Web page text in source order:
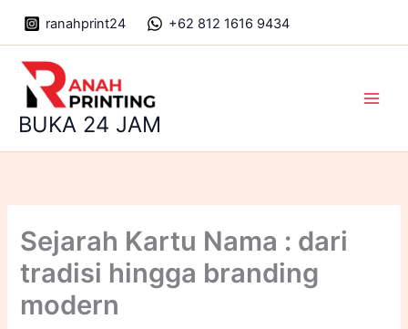
ranahprint24 +62 812 1616 9434
BUKA 24 JAM
Sejarah Kartu Nama : dari
tradisi hingga branding
modern